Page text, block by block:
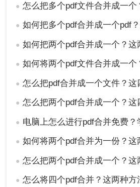
writer = PyPDF2.PdfFileWriter()
# 合并页面
# 保存输出PDF文件
这个脚本将把file1.pdf和file2.pdf
merged.pdf的文件。你可以根据
5. 运行脚本，等待完成即可。合
保存在你指定的位置。
以上就是我今天所有的方法介绍
实用，相信看到这里的你一定知
● 怎么把多个pdf文件合并成一个？这
● 如何把多个pdf合并成一个pdf？这四个
● 如何把两个pdf合并成一个？
● 如何将两个pdf文件合并成一个？这
● 怎么把pdf合并成一个文件？这四
● 怎么把两个pdf合并成一个？这四种
● 电脑上怎么进行pdf合并免费？
● 如何将两个pdf合并为一份？
● 怎么把两个pdf合并成一个？这两
● 怎么将四个pdf合并？这两种方法可